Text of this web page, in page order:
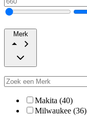
Merk
Makita (40)
Milwaukee (36)